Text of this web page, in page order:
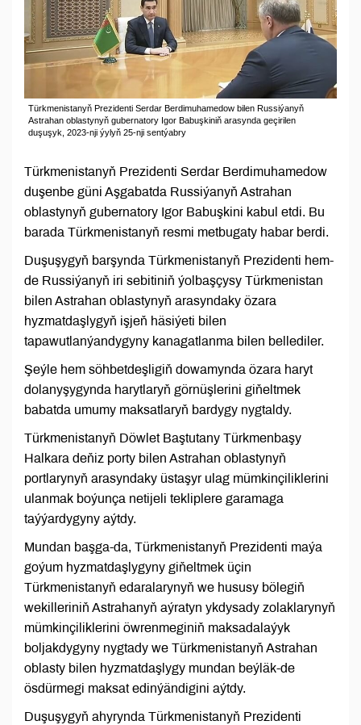
Türkmenistanyň Prezidenti Serdar Berdimuhamedow bilen Russiýanyň
Astrahan oblastynyň gubernatory Igor Babuşkiniň arasynda geçirilen
duşuşyk, 2023-nji ýylyň 25-nji sentýabry
Türkmenistanyň Prezidenti Serdar Berdimuhamedow
duşenbe güni Aşgabatda Russiýanyň Astrahan
oblastynyň gubernatory Igor Babuşkini kabul etdi. Bu
barada Türkmenistanyň resmi metbugaty habar berdi.
Duşuşygyň barşynda Türkmenistanyň Prezidenti hem-
de Russiýanyň iri sebitiniň ýolbaşçysy Türkmenistan
bilen Astrahan oblastynyň arasyndaky özara
hyzmatdaşlygyň işjeň häsiýeti bilen
tapawutlanýandygyny kanagatlanma bilen bellediler.
Şeýle hem söhbetdeşligiň dowamynda özara haryt
dolanyşygynda harytlaryň görnüşlerini giňeltmek
babatda umumy maksatlaryň bardygy nygtaldy.
Türkmenistanyň Döwlet Baştutany Türkmenbaşy
Halkara deňiz porty bilen Astrahan oblastynyň
portlarynyň arasyndaky üstaşyr ulag mümkinçiliklerini
ulanmak boýunça netijeli tekliplere garamaga
taýýardygyny aýtdy.
Mundan başga-da, Türkmenistanyň Prezidenti maýa
goýum hyzmatdaşlygyny giňeltmek üçin
Türkmenistanyň edaralarynyň we hususy bölegiň
wekilleriniň Astrahanyň aýratyn ykdysady zolaklarynyň
mümkinçiliklerini öwrenmeginiň maksadalaýyk
boljakdygyny nygtady we Türkmenistanyň Astrahan
oblasty bilen hyzmatdaşlygy mundan beýläk-de
ösdürmegi maksat edinýändigini aýtdy.
Duşuşygyň ahyrynda Türkmenistanyň Prezidenti